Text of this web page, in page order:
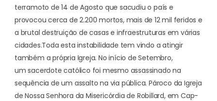
terramoto de 14 de Agosto que sacudiu o país e
provocou cerca de 2.200 mortos, mais de 12 mil feridos e
a brutal destruição de casas e infraestruturas em várias
cidades.Toda esta instabilidade tem vindo a atingir
também a própria Igreja. No início de Setembro,
umsacerdote católico foi mesmo assassinado na
sequência de um assalto na via pública. Pároco da Igreja
de Nossa Senhora da Misericórdia de Robillard, em Cap-